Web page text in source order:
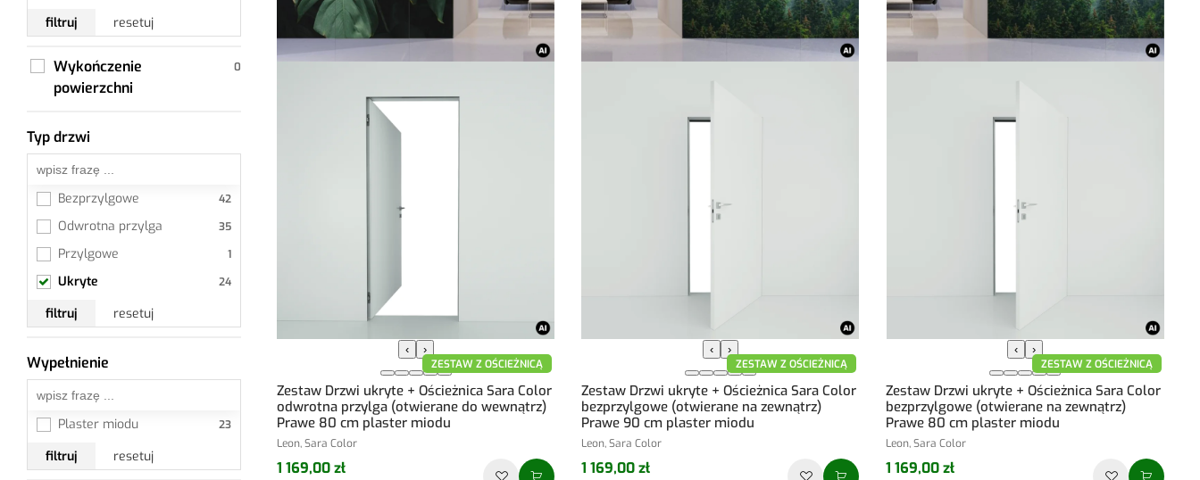
filtruj
resetuj
Wykończenie
powierzchni
Typ drzwi
Bezprzylgowe
Odwrotna przylga
Przylgowe
Ukryte
filtruj
resetuj
Wypełnienie
Plaster miodu
filtruj
resetuj
‹ ›
ZESTAW Z OŚCIEŻNICĄ
Zestaw Drzwi ukryte + Ościeżnica Sara Color
odwrotna przylga (otwierane do wewnątrz)
Prawe 80 cm plaster miodu
Leon, Sara Color
1 169,00 zł
‹ ›
ZESTAW Z OŚCIEŻNICĄ
Zestaw Drzwi ukryte + Ościeżnica Sara Color
bezprzylgowe (otwierane na zewnątrz)
Prawe 90 cm plaster miodu
Leon, Sara Color
1 169,00 zł
‹ ›
ZESTAW Z OŚCIEŻNICĄ
Zestaw Drzwi ukryte + Ościeżnica Sara Color
bezprzylgowe (otwierane na zewnątrz)
Prawe 80 cm plaster miodu
Leon, Sara Color
1 169,00 zł